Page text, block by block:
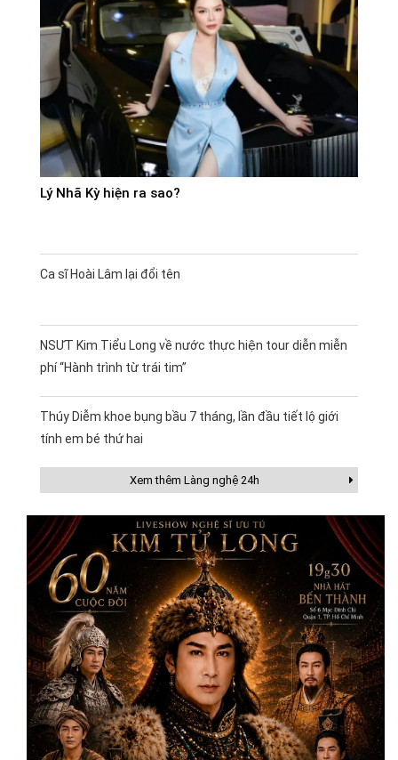
Lý Nhã Kỳ hiện ra sao?
Ca sĩ Hoài Lâm lại đổi tên
NSƯT Kim Tiểu Long về nước thực hiện tour diễn miễn
phí “Hành trình từ trái tim”
Thúy Diễm khoe bụng bầu 7 tháng, lần đầu tiết lộ giới
tính em bé thứ hai
Xem thêm Làng nghệ 24h